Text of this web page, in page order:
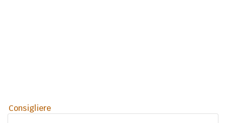
Consigliere